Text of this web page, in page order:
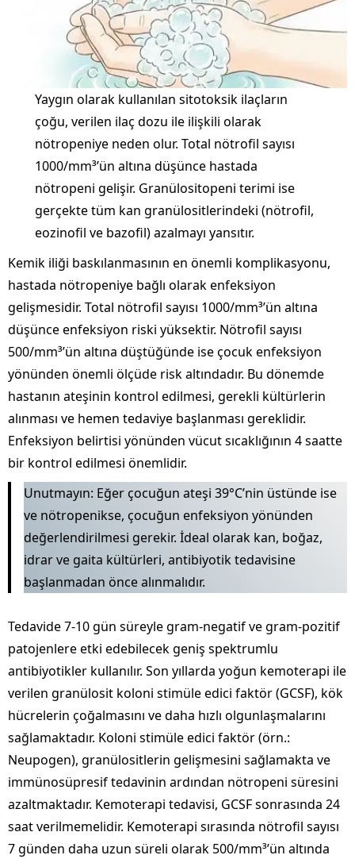
Yaygın olarak kullanılan sitotoksik ilaçların
çoğu, verilen ilaç dozu ile ilişkili olarak
nötropeniye neden olur. Total nötrofil sayısı
1000/mm³’ün altına düşünce hastada
nötropeni gelişir. Granülositopeni terimi ise
gerçekte tüm kan granülositlerindeki (nötrofil,
eozinofil ve bazofil) azalmayı yansıtır.
Kemik iliği baskılanmasının en önemli komplikasyonu,
hastada nötropeniye bağlı olarak enfeksiyon
gelişmesidir. Total nötrofil sayısı 1000/mm³’ün altına
düşünce enfeksiyon riski yüksektir. Nötrofil sayısı
500/mm³’ün altına düştüğünde ise çocuk enfeksiyon
yönünden önemli ölçüde risk altındadır. Bu dönemde
hastanın ateşinin kontrol edilmesi, gerekli kültürlerin
alınması ve hemen tedaviye başlanması gereklidir.
Enfeksiyon belirtisi yönünden vücut sıcaklığının 4 saatte
bir kontrol edilmesi önemlidir.
Unutmayın: Eğer çocuğun ateşi 39°C’nin üstünde ise
ve nötropenikse, çocuğun enfeksiyon yönünden
değerlendirilmesi gerekir. İdeal olarak kan, boğaz,
idrar ve gaita kültürleri, antibiyotik tedavisine
başlanmadan önce alınmalıdır.
Tedavide 7-10 gün süreyle gram-negatif ve gram-pozitif
patojenlere etki edebilecek geniş spektrumlu
antibiyotikler kullanılır. Son yıllarda yoğun kemoterapi ile
verilen granülosit koloni stimüle edici faktör (GCSF), kök
hücrelerin çoğalmasını ve daha hızlı olgunlaşmalarını
sağlamaktadır. Koloni stimüle edici faktör (örn.:
Neupogen), granülositlerin gelişmesini sağlamakta ve
immünosüpresif tedavinin ardından nötropeni süresini
azaltmaktadır. Kemoterapi tedavisi, GCSF sonrasında 24
saat verilmemelidir. Kemoterapi sırasında nötrofil sayısı
7 günden daha uzun süreli olarak 500/mm³’ün altında